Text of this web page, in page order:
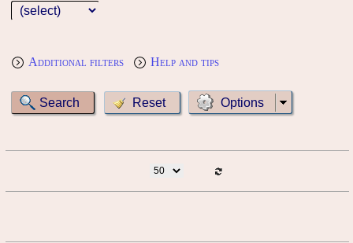
Additional filters Help and tips
Options